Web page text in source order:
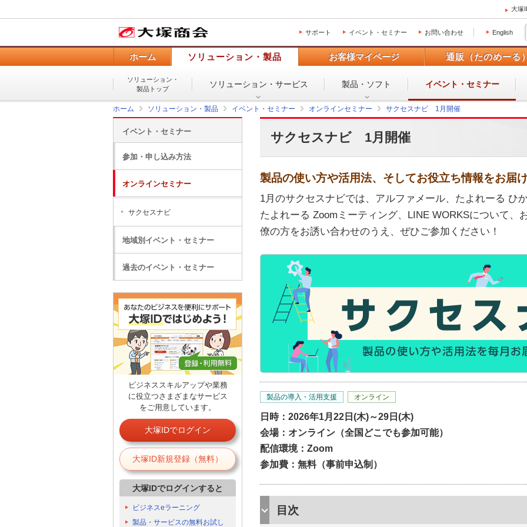
大塚
サポート イベント・セミナー お問い合わせ English
ホーム ソリューション・製品 お客様マイページ 通販（たのめーる
ソリューション・
製品トップ
ソリューション・ サービス 製品・ソフト イベント・ セミナー
ホーム ソリューション・製品 イベント・セミナー オンラインセミナー サクセスナビ 1月開催
サクセスナビ 1月開催
製品の使い方や活用法、そしてお役立ち情報をお届
1月のサクセスナビでは、アルファメール、たよれーる ひ
たよれーる Zoomミーティング、LINE WORKSについて、
僚の方をお誘い合わせのうえ、ぜひご参加ください！
製品の導入・活用支援 オンライン
日時：2026年1月22日(木)～29日(木)
会場：オンライン（全国どこでも参加可能）
配信環境：Zoom
参加費：無料（事前申込制）
目次
イベント・セミナー
参加・申し込み方法
オンラインセミナー
サクセスナビ
地域別イベント・セミナー
過去のイベント・セミナー
ビジネススキルアップや業務
に役立つさまざまなサービス
をご用意しています。
大塚IDでログイン
大塚ID新規登録（無料）
大塚IDでログインすると
ビジネスeラーニング
製品・サービスの無料お試し